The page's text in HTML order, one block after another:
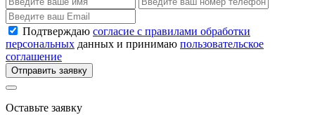
Подтверждаю согласие с правилами обработки
персональных данных и принимаю пользовательское
соглашение
Отправить заявку
Оставьте заявку